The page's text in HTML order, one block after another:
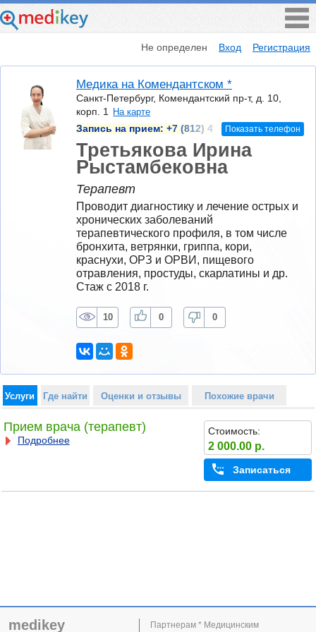
Не определен Вход Регистрация
Медика на Комендантском *
Санкт-Петербург, Комендантский пр-т, д. 10,
корп. 1
На карте
Запись на прием: +7 (812) 4 Показать телефон
Третьякова Ирина
Рыстамбековна
Терапевт
Проводит диагностику и лечение острых и
хронических заболеваний
терапевтического профиля, в том числе
бронхита, ветрянки, гриппа, кори,
краснухи, ОРЗ и ОРВИ, пищевого
отравления, простуды, скарлатины и др.
Стаж с 2018 г.
10 0 0
Услуги Где найти Оценки и отзывы Похожие врачи
Прием врача (терапевт)
Подробнее
Стоимость:
2 000.00 р.
Записаться
medikey
Партнерам * Медицинским